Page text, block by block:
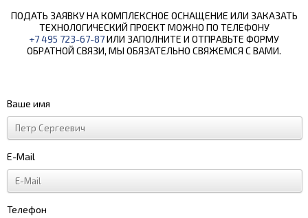
ПОДАТЬ ЗАЯВКУ НА КОМПЛЕКСНОЕ ОСНАЩЕНИЕ ИЛИ ЗАКАЗАТЬ
ТЕХНОЛОГИЧЕСКИЙ ПРОЕКТ МОЖНО ПО ТЕЛЕФОНУ
+7 495 723-67-87ИЛИ ЗАПОЛНИТЕ И ОТПРАВЬТЕ ФОРМУ
ОБРАТНОЙ СВЯЗИ, МЫ ОБЯЗАТЕЛЬНО СВЯЖЕМСЯ С ВАМИ.
Ваше имя
E-Mail
Телефон